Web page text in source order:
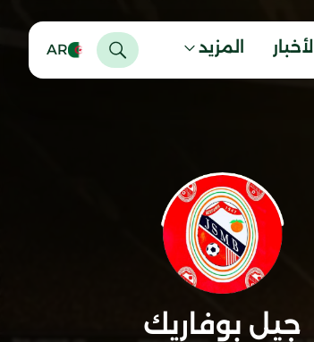
الأخبار المزيد AR
جيل بوفاريك